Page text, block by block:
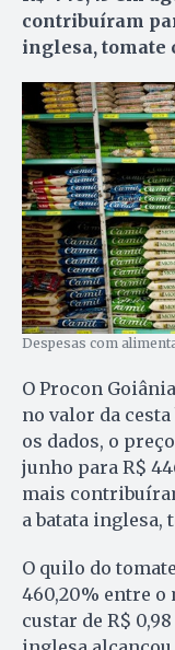
contribuíram
inglesa, tomate
Despesas com
O Procon
no valor da
os dados, o
junho para R$
mais
a batata inglesa,
O quilo do
460,20% entre o
custar de R$